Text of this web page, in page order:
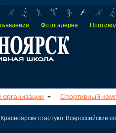
Фотогалерея
Спортивный
стартуют Всероссийские